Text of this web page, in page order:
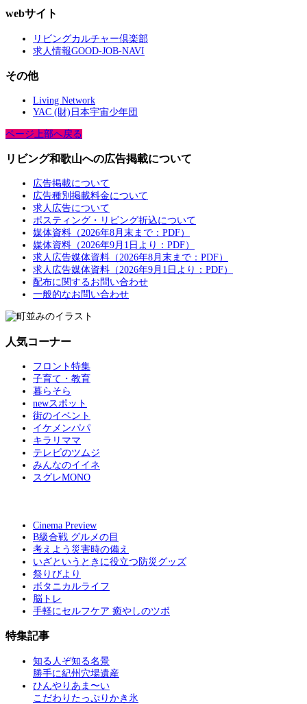
webサイト
リビングカルチャー倶楽部
求人情報GOOD-JOB-NAVI
その他
Living Network
YAC (財)日本宇宙少年団
ページ上部へ戻る
リビング和歌山への広告掲載について
広告掲載について
広告種別掲載料金について
求人広告について
ポスティング・リビング折込について
媒体資料（2026年8月末まで：PDF）
媒体資料（2026年9月1日より：PDF）
求人広告媒体資料（2026年8月末まで：PDF）
求人広告媒体資料（2026年9月1日より：PDF）
配布に関するお問い合わせ
一般的なお問い合わせ
人気コーナー
フロント特集
子育て・教育
暮らそら
newスポット
街のイベント
イケメンパパ
キラリママ
テレビのツムジ
みんなのイイネ
スグレMONO
Cinema Preview
B級合戦 グルメの目
考えよう災害時の備え
いざというときに役立つ防災グッズ
祭りびより
ボタニカルライフ
脳トレ
手軽にセルフケア 癒やしのツボ
特集記事
知る人ぞ知る名景
勝手に紀州穴場遺産
ひんやりあま〜い
こだわりたっぷりかき氷